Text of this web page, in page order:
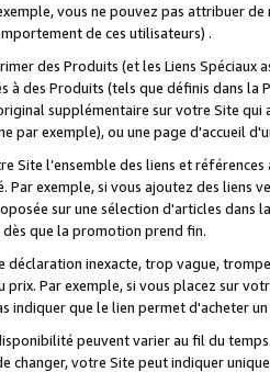
vous ne pouvez pas attribuer
de ces utilisateurs) .
des Produits (et les Liens
à des Produits (tels que définis dans
supplémentaire sur votre Site qui
par exemple), ou une page d'accueil
Site l’ensemble des liens et
Par exemple, si vous ajoutez des
sur une sélection d'articles
que la promotion prend fin.
déclaration inexacte, trop vague,
Par exemple, si vous placez sur
indiquer que le lien permet d'acheter
peuvent varier au fil du
changer, votre Site peut indiquer